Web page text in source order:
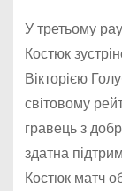
У третьому
Костюк
Вікторією
світовому
гравець з
здатна
Костюк матч